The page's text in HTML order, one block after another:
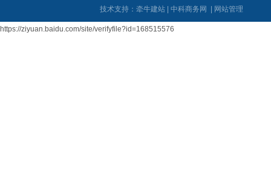
技术支持： 牵牛建站 中科商务网 网站管理
https://ziyuan.baidu.com/site/verifyfile?id=168515576